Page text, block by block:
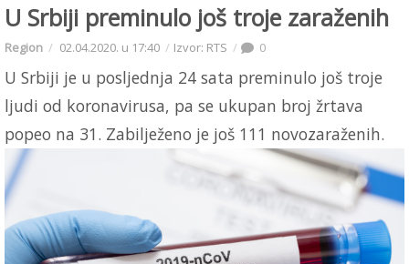
U Srbiji preminulo još troje zaraženih
Region 02.04.2020. u 17:40 Izvor: RTS 0
U Srbiji je u posljednja 24 sata preminulo još troje
ljudi od koronavirusa, pa se ukupan broj žrtava
popeo na 31. Zabilježeno je još 111 novozaraženih.